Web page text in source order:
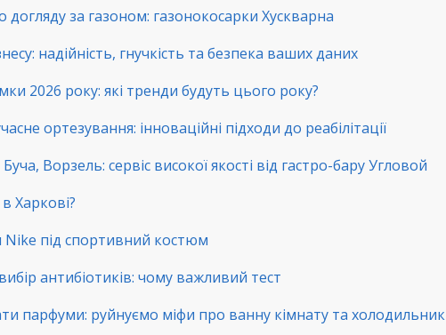
догляду за газоном: газонокосарки Хускварна
надійність, гнучкість та безпека ваших даних
2026 року: які тренди будуть цього року?
ортезування: інноваційні підходи до реабілітації
Ворзель: сервіс високої якості від гастро-бару Угловой
Харкові?
Nike під спортивний костюм
антибіотиків: чому важливий тест
парфуми: руйнуємо міфи про ванну кімнату та холодильник